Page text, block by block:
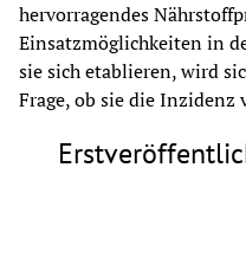
hervorragendes
Einsatzmöglichkeiten in
sie sich etablieren, wird
Frage, ob sie die